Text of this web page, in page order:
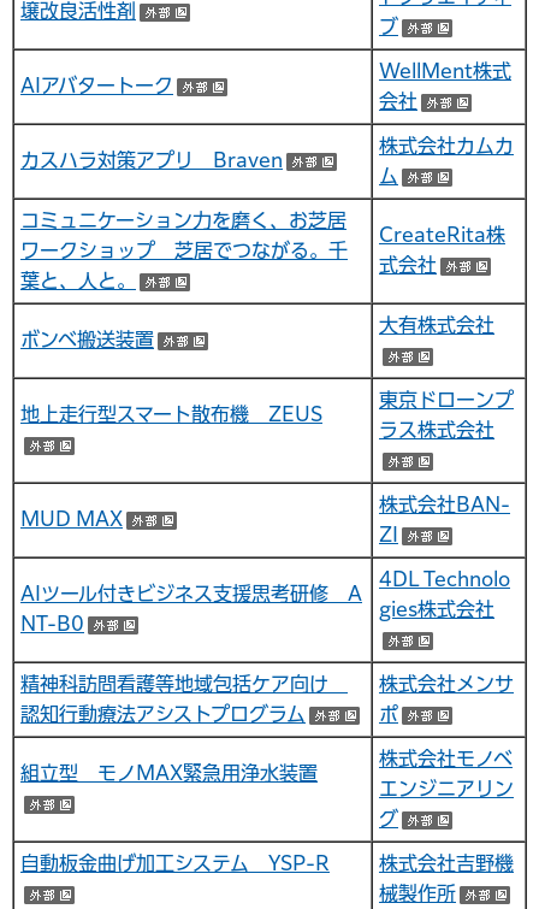
壌改良活性剤
（外部サイトへリンク）
ブ
AIアバタートーク （外部サイトへリンク）
WellMent株式
会社
カスハラ対策アプリ Braven （外部サイトへリンク
株式会社カムカ
ム
コミュニケーション力を磨く、お芝居
ワークショップ 芝居でつながる。千
葉と、人と。
CreateRita株
式会社
ボンベ搬送装置 （外部サイトへリンク）
大有株式会社
地上走行型スマート散布機 ZEUS
東京ドローンプ
ラス株式会社
MUD MAX （外部サイトへリンク）
株式会社BAN-
ZI
AIツール付きビジネス支援思考研修 A
NT-B0
4DL Technolo
gies株式会社
精神科訪問看護等地域包括ケア向け
認知行動療法アシストプログラム
（外部サイトへリン
株式会社メンサ
ポ
組立型 モノMAX緊急用浄水装置
株式会社モノベ
エンジニアリン
グ
自動板金曲げ加工システム YSP-R
株式会社吉野機
械製作所